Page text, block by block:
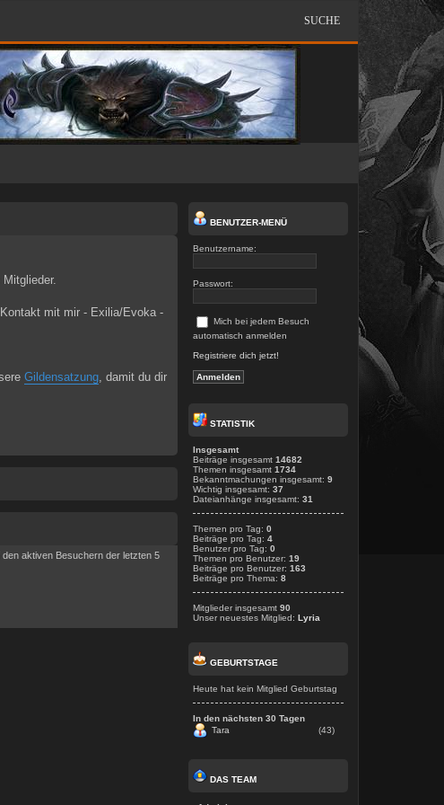
SUCHE
mit mir - Exilia/Evoka -
Gildensatzung, damit du dir
aktiven Besuchern der letzten 5
BENUTZER-MENÜ
Benutzername:
Passwort:
Mich bei jedem Besuch
automatisch anmelden
Registriere dich jetzt!
STATISTIK
Insgesamt
Beiträge insgesamt 14682
Themen insgesamt 1734
Bekanntmachungen insgesamt: 9
Wichtig insgesamt: 37
Dateianhänge insgesamt: 31
Themen pro Tag: 0
Beiträge pro Tag: 4
Benutzer pro Tag: 0
Themen pro Benutzer: 19
Beiträge pro Benutzer: 163
Beiträge pro Thema: 8
Mitglieder insgesamt 90
Unser neuestes Mitglied: Lyria
GEBURTSTAGE
Heute hat kein Mitglied Geburtstag
In den nächsten 30 Tagen
Tara
(43)
DAS TEAM